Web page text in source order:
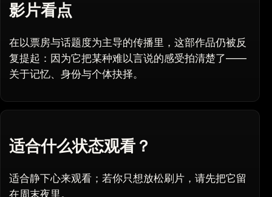
影片看点
在以票房与话题度为主导的传播里，这部作品仍被反
复提起：因为它把某种难以言说的感受拍清楚了——
关于记忆、身份与个体抉择。
适合什么状态观看？
适合静下心来观看；若你只想放松刷片，请先把它留
在周末夜里。